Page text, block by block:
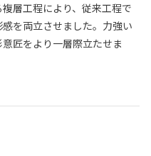
層工程により、従来工程で
を両立させました。力強い
匠をより一層際立たせま